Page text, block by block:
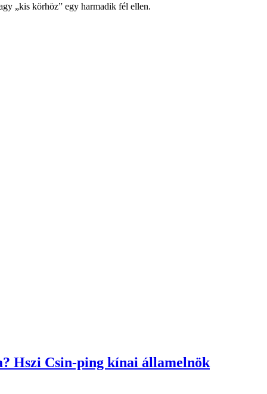
„kis körhöz” egy harmadik fél ellen.
Hszi Csin-ping kínai államelnök